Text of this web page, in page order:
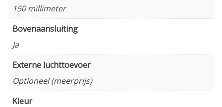
150 millimeter
Bovenaansluiting
Ja
Externe luchttoevoer
Optioneel (meerprijs)
Kleur